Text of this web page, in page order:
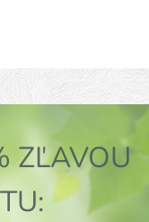
ZĽAVOU